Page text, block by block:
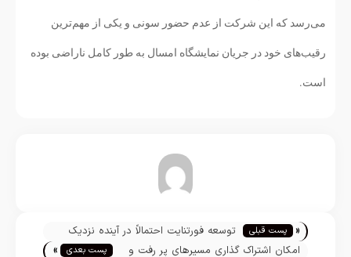
می‌رسد که این شرکت از عدم حضور سونی و یکی از مهم‌ترین
رقیب‌های خود در جریان نمایشگاه امسال به طور کامل ناراضی بوده
است.
تیم تحریریه « پست قبلی
توسعه فورتنایت احتمالاً در آینده نزدیک
متوقف می‌شود
امکان اشتراک گذاری مسیرهای پر رفت و
پست بعدی »